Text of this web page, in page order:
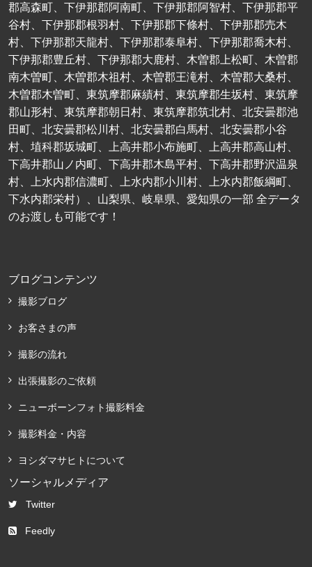
郡高森町、下伊那郡阿南町、下伊那郡阿智村、下伊那郡平
谷村、下伊那郡根羽村、下伊那郡下條村、下伊那郡売木
村、下伊那郡天龍村、下伊那郡泰阜村、下伊那郡喬木村、
下伊那郡豊丘村、下伊那郡大鹿村、木曽郡上松町、木曽郡
南木曽町、木曽郡木祖村、木曽郡王滝村、木曽郡大桑村、
木曽郡木曽町、東筑摩郡麻績村、東筑摩郡生坂村、東筑摩
郡山形村、東筑摩郡朝日村、東筑摩郡筑北村、北安曇郡池
田町、北安曇郡松川村、北安曇郡白馬村、北安曇郡小谷
村、埴科郡坂城町、上高井郡小布施町、上高井郡高山村、
下高井郡山ノ内町、下高井郡木島平村、下高井郡野沢温泉
村、上水内郡信濃町、上水内郡小川村、上水内郡飯綱町、
下水内郡栄村）、山梨県、岐阜県、愛知県の一部 全データ
のお渡しも可能です！
ブログコンテンツ
撮影ブログ
お客さまの声
撮影の流れ
出張撮影のご依頼
ニューボーンフォト撮影料金
撮影料金・内容
ヨシダマサヒトについて
ソーシャルメディア
Twitter
Feedly